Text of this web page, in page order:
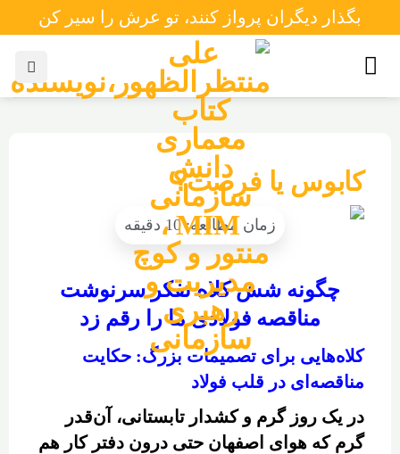
بگذار دیگران پرواز کنند، تو عرش را سیر کن
کابوس یا فرصت؟
چگونه شش کلاه تفکر سرنوشت
مناقصه فولادی ما را رقم زد
کلاه‌هایی برای تصمیمات بزرگ: حکایت
مناقصه‌ای در قلب فولاد
در یک روز گرم و کشدار تابستانی، آن‌قدر
گرم که هوای اصفهان حتی درون دفتر کار هم